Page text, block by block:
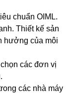
chuẩn OIML.
Thiết kế sản
hưởng của môi
các đơn vị
các nhà máy